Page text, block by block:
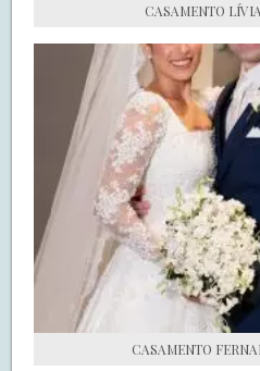
CASAMENTO
CASAMENTO